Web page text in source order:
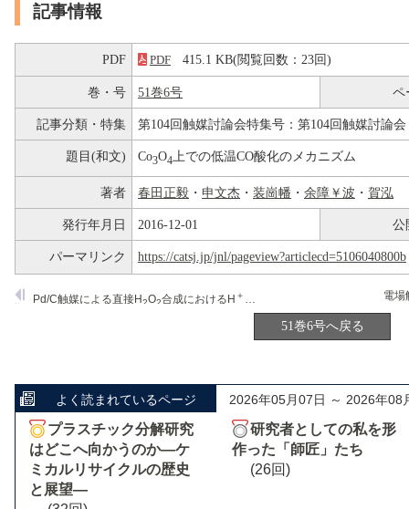
記事情報
PDF PDF 415.1 KB(閲覧回数：23回)
巻・号 51巻6号 ペ
記事分類・特集 第104回触媒討論会特集号：第104回触媒討論会
題目(和文) Co3O4 上での低温CO酸化のメカニズム
著者 春田正毅 ・ 申文杰 ・ 装崗幡 ・ 余障￥波 ・ 賀泓
発行年月日 2016-12-01 公
パーマリンク https://catsj.jp/jnl/pageview?articlecd=5106040800b
Pd/C触媒による直接H2O2合成におけるH ＋ およびBr
51巻6号へ戻る
よく読まれているページ 2026年05月07日 ～ 2026年08
プラスチック分解研究
はどこへ向かうのか―ケ
ミカルリサイクルの歴史
と展望―
研究者としての私を形
作った「師匠」たち
(26回)